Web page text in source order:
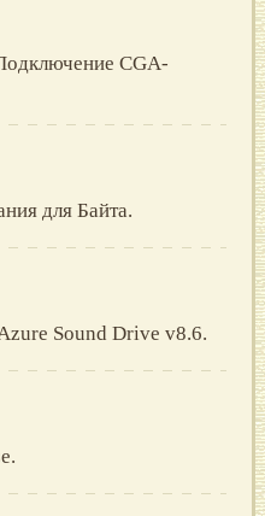
CGA-
для Байта.
Sound Drive v8.6.